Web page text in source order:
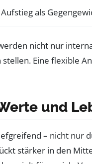
Aufstieg als
nicht nur
Eine flexible
und
– nicht nur
stärker in den